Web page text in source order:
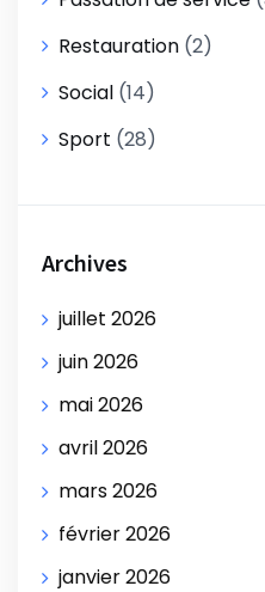
Restauration (2)
Social (14)
Sport (28)
Archives
juillet 2026
juin 2026
mai 2026
avril 2026
mars 2026
février 2026
janvier 2026